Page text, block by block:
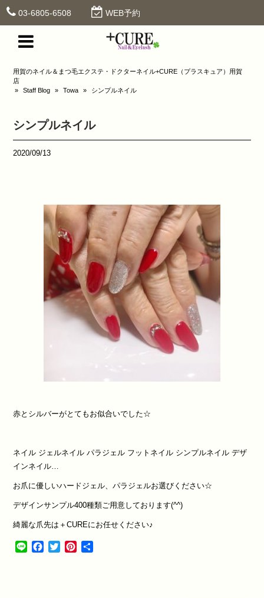
03-6805-6508 WEB予約
用賀のネイル＆まつ毛エクステ・ドクターネイル+CURE（プラスキュア）用賀
店
»
Staff Blog » Towa » シンプルネイル
シンプルネイル
2020/09/13
赤とシルバーがとてもお似合いでした☆
ネイル ジェルネイル パラジェル フットネイル シンプルネイル デザ
インネイル…
お爪に優しいハードジェル、パラジェルお選びください☆
デザインサンプル400種類ご用意しております(^^)
綺麗な爪先は＋CUREにお任せください♪
Line Facebook
TwitterPinterest